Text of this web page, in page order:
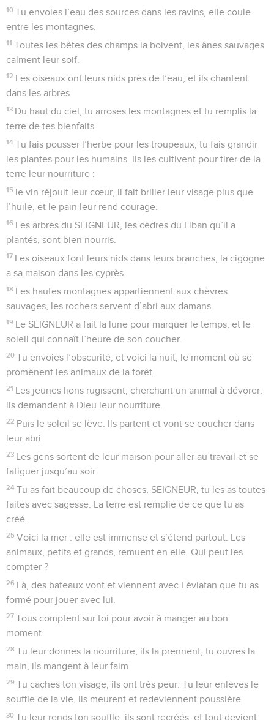
10 Tu envoies l’eau des sources dans les ravins, elle coule
entre les montagnes.
11 Toutes les bêtes des champs la boivent, les ânes sauvages
calment leur soif.
12 Les oiseaux ont leurs nids près de l’eau, et ils chantent
dans les arbres.
13 Du haut du ciel, tu arroses les montagnes et tu remplis la
terre de tes bienfaits.
14 Tu fais pousser l’herbe pour les troupeaux, tu fais grandir
les plantes pour les humains. Ils les cultivent pour tirer de la
terre leur nourriture :
15 le vin réjouit leur cœur, il fait briller leur visage plus que
l’huile, et le pain leur rend courage.
16 Les arbres du SEIGNEUR, les cèdres du Liban qu’il a
plantés, sont bien nourris.
17 Les oiseaux font leurs nids dans leurs branches, la cigogne
a sa maison dans les cyprès.
18 Les hautes montagnes appartiennent aux chèvres
sauvages, les rochers servent d’abri aux damans.
19 Le SEIGNEUR a fait la lune pour marquer le temps, et le
soleil qui connaît l’heure de son coucher.
20 Tu envoies l’obscurité, et voici la nuit, le moment où se
promènent les animaux de la forêt.
21 Les jeunes lions rugissent, cherchant un animal à dévorer,
ils demandent à Dieu leur nourriture.
22 Puis le soleil se lève. Ils partent et vont se coucher dans
leur abri.
23 Les gens sortent de leur maison pour aller au travail et se
fatiguer jusqu’au soir.
24 Tu as fait beaucoup de choses, SEIGNEUR, tu les as toutes
faites avec sagesse. La terre est remplie de ce que tu as
créé.
25 Voici la mer : elle est immense et s’étend partout. Les
animaux, petits et grands, remuent en elle. Qui peut les
compter ?
26 Là, des bateaux vont et viennent avec Léviatan que tu as
formé pour jouer avec lui.
27 Tous comptent sur toi pour avoir à manger au bon
moment.
28 Tu leur donnes la nourriture, ils la prennent, tu ouvres la
main, ils mangent à leur faim.
29 Tu caches ton visage, ils ont très peur. Tu leur enlèves le
souffle de la vie, ils meurent et redeviennent poussière.
30 Tu leur rends ton souffle, ils sont recréés, et tout devient